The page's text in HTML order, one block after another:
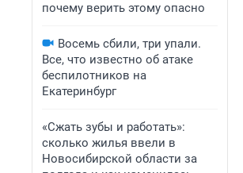
почему верить этому опасно
Восемь сбили, три упали.
Все, что известно об атаке
беспилотников на
Екатеринбург
«Сжать зубы и работать»:
сколько жилья ввели в
Новосибирской области за